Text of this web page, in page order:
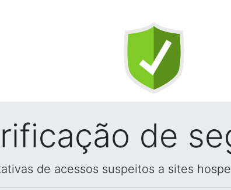
de
de acessos suspeitos a sites